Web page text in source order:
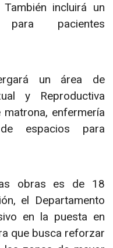
incluirá un
para pacientes
un área de
y Reproductiva
matrona, enfermería
espacios para
obras es de 18
el Departamento
en la puesta en
que busca reforzar